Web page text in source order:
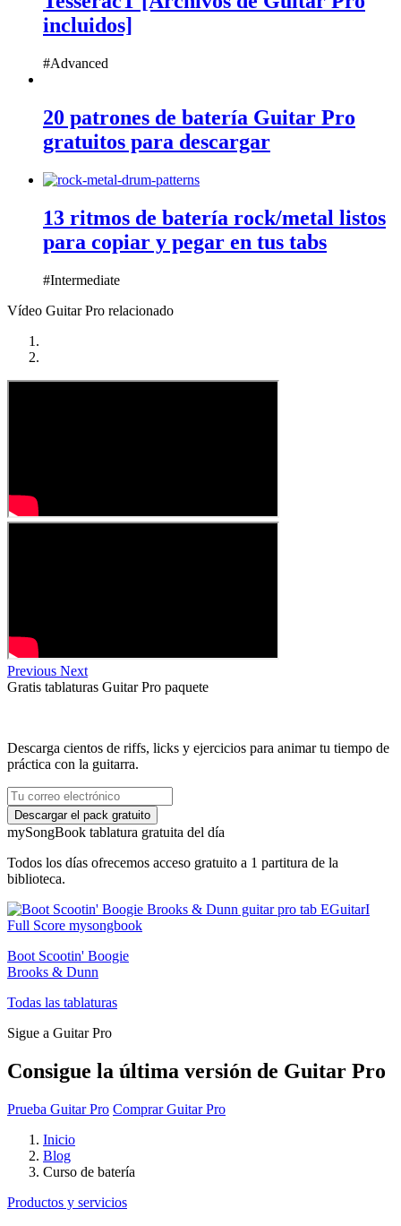
incluidos]
#Advanced
20 patrones de batería Guitar Pro
gratuitos para descargar
13 ritmos de batería rock/metal listos
para copiar y pegar en tus tabs
#Intermediate
Vídeo Guitar Pro relacionado
Previous Next
Gratis tablaturas Guitar Pro paquete
Descarga cientos de riffs, licks y ejercicios para animar tu tiempo de
práctica con la guitarra.
mySongBook tablatura gratuita del día
Todos los días ofrecemos acceso gratuito a 1 partitura de la
biblioteca.
Boot Scootin' Boogie
Brooks & Dunn
Todas las tablaturas
Sigue a Guitar Pro
Consigue la última versión de Guitar Pro
Prueba Guitar Pro Comprar Guitar Pro
Inicio
Blog
Curso de batería
Productos y servicios